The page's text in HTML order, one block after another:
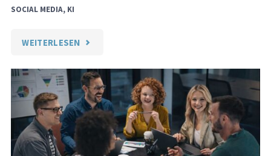
SOCIAL MEDIA, KI
WEITERLESEN "DATENSCHUTZ
DIGITALE
KOMPETENZ